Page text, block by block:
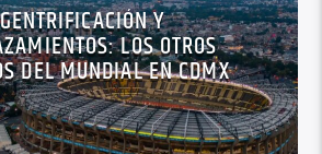
GENTRIFICACIÓN Y
LOS OTROS
DEL MUNDIAL EN CDMX